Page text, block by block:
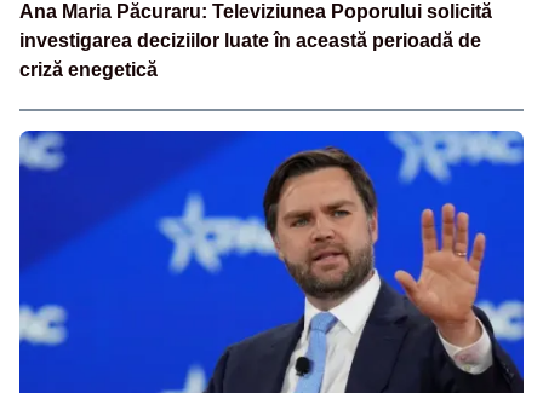
Ana Maria Păcuraru: Televiziunea Poporului solicită
investigarea deciziilor luate în această perioadă de
criză enegetică